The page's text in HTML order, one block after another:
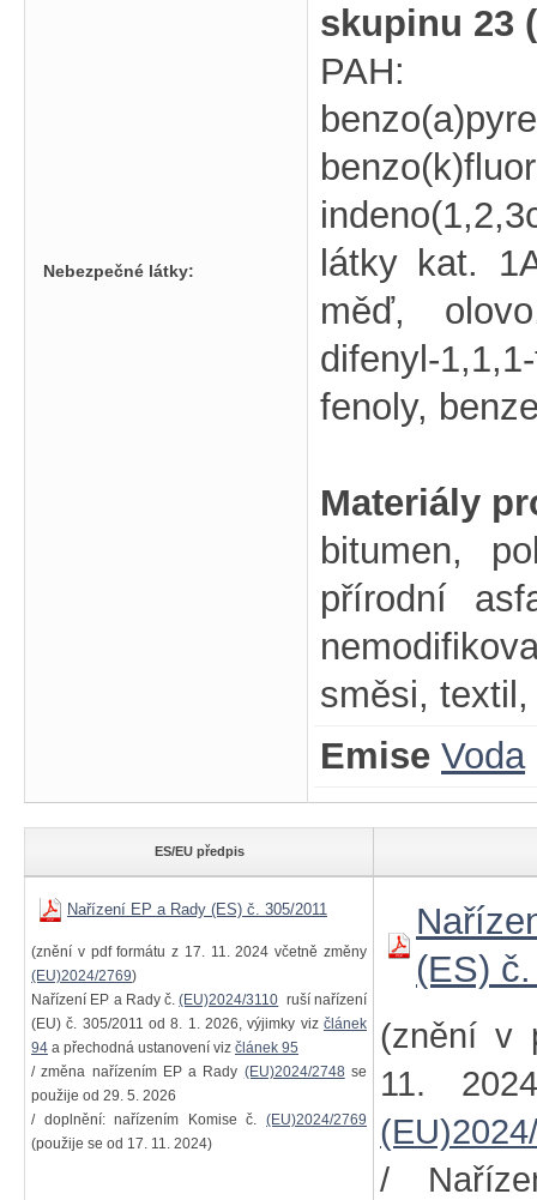
Nebezpečné látky:
skupinu 23
PAH:
látky kat.
měď,
difenyl-
fenoly,
Materiály
bitumen,
přírodní
směsi,
Emise Voda
ES/EU předpis
Nařízení EP a Rady (ES) č. 305/2011
(znění v pdf formátu z 17. 11. 2024 včetně změny
(EU)2024/2769)
Nařízení EP a Rady č.(EU)2024/3110 ruší nařízení
(EU) č. 305/2011 od 8. 1. 2026, výjimky viz článek
94 a přechodná ustanovení viz článek 95
/ změna nařízením EP a Rady (EU)2024/2748 se
použije od 29. 5. 2026
/ doplnění: nařízením Komise č. (EU)2024/2769
(použije se od 17. 11. 2024)
(ES)
(znění v
11.
/